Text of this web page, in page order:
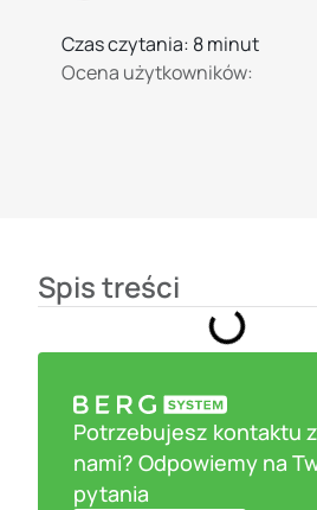
Czas czytania: 8 minut
Ocena użytkowników:
Spis treści
Potrzebujesz kontaktu z
nami? Odpowiemy na
pytania